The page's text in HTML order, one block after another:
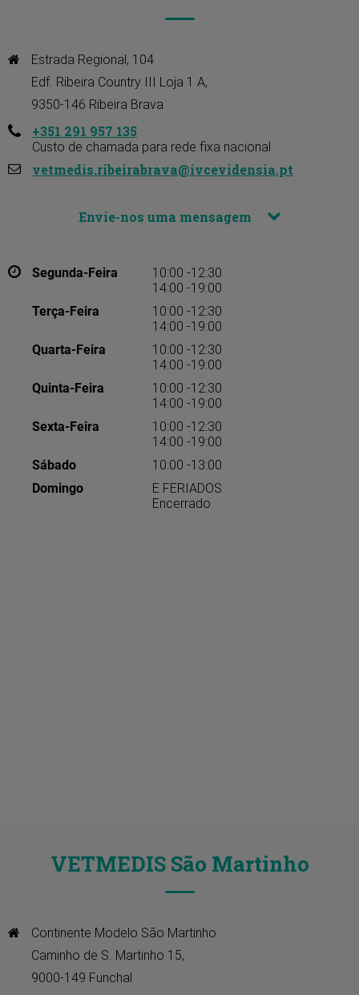
Estrada Regional, 104
Edf. Ribeira Country III Loja 1 A,
9350-146 Ribeira Brava
+351 291 957 135
Custo de chamada para rede fixa nacional
vetmedis.ribeirabrava@ivcevidensia.pt
Envie-nos uma mensagem
Segunda-Feira
10:00 -12:30
14:00 -19:00
Terça-Feira
10:00 -12:30
14:00 -19:00
Quarta-Feira
10:00 -12:30
14:00 -19:00
Quinta-Feira
10:00 -12:30
14:00 -19:00
Sexta-Feira
10:00 -12:30
14:00 -19:00
Sábado
10:00 -13:00
Domingo
E FERIADOS
Encerrado
VETMEDIS São Martinho
Continente Modelo São Martinho
Caminho de S. Martinho 15,
9000-149 Funchal